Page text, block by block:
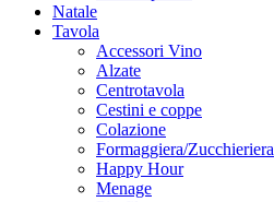
Natale
Tavola
Accessori Vino
Alzate
Centrotavola
Cestini e coppe
Colazione
Formaggiera/Zucchieriera
Happy Hour
Menage